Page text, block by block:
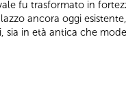
fu trasformato in
ancora oggi
in età antica che